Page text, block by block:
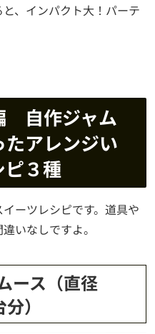
、インパクト大！パーテ
自作ジャム
アレンジい
３種
ーツレシピです。道具や
いなしですよ。
ース（直径
）